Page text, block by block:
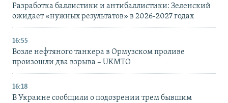
Разработка баллистики и антибаллистики: Зеленский
ожидает «нужных результатов» в 2026-2027 годах
16:55
Возле нефтяного танкера в Ормузском проливе
произошли два взрыва – UKMTO
16:18
В Украине сообщили о подозрении трем бывшим